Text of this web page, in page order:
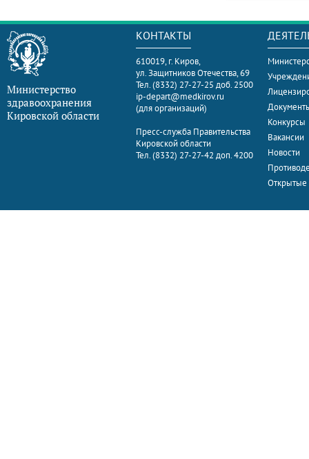
Министерство
здравоохранения
Кировской области
КОНТАКТЫ
610019, г. Киров,
ул. Защитников Отечества, 69
Тел. (8332) 27-27-25 доб. 2500
ip-depart@medkirov.ru
(для организаций)
Пресс-служба Правительства
Кировской области
Тел. (8332) 27-27-42 доп. 4200
Конкурсы
Вакансии
Новости